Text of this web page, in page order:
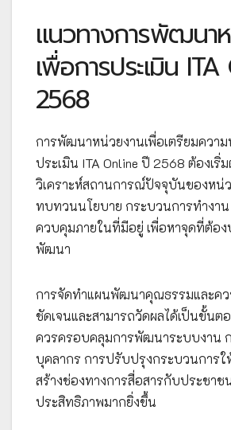
แนวทางการพัฒนา
เพื่อการประเมิน
2568
การพัฒนาหน่วยงานเพื่อเตรียมควา
ประเมิน ITA Online ปี 2568 ต้องเริ่
วิเคราะห์สถานการณ์ปัจจุบันของหน่
ทบทวนนโยบาย กระบวนการทำงาน
ควบคุมภายในที่มีอยู่ เพื่อหาจุดที่ต้อง
พัฒนา
การจัดทำแผนพัฒนาคุณธรรมและคว
ชัดเจนและสามารถวัดผลได้เป็นขั้น
ควรครอบคลุมการพัฒนาระบบงาน
บุคลากร การปรับปรุงกระบวนการใ
สร้างช่องทางการสื่อสารกับประชาช
ประสิทธิภาพมากยิ่งขึ้น